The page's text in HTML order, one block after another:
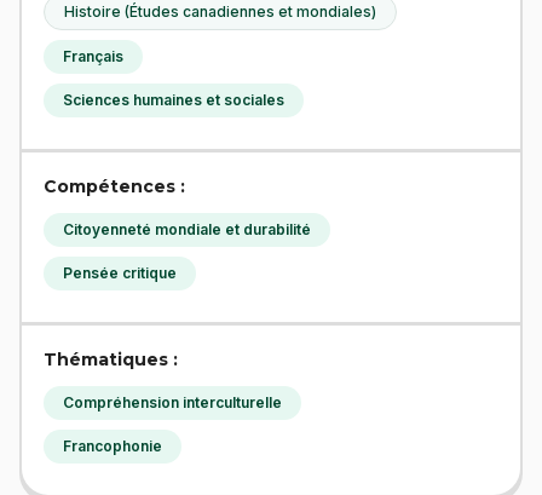
Histoire (Études canadiennes et mondiales)
Français
Sciences humaines et sociales
Compétences :
Citoyenneté mondiale et durabilité
Pensée critique
Thématiques :
Compréhension interculturelle
Francophonie